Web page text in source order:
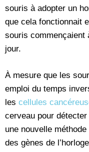
souris à adopter un
que cela fonctionnait
souris commençaient
jour.
À mesure que les
emploi du temps
les cellules
cerveau pour
une nouvelle
des gènes de